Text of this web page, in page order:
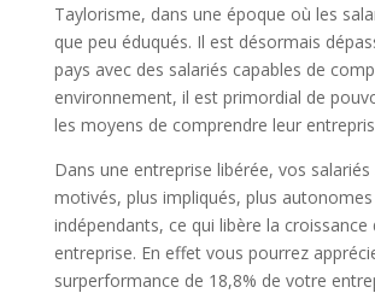
Taylorisme, dans une époque où les
que peu éduqués. Il est désormais
pays avec des salariés capables de
environnement, il est primordial de
les moyens de comprendre leur
Dans une entreprise libérée, vos
motivés, plus impliqués, plus
indépendants, ce qui libère la croissance
entreprise. En effet vous pourrez
surperformance de 18,8% de votre